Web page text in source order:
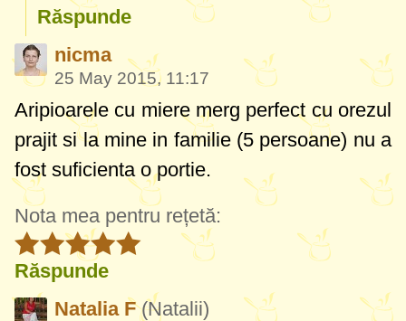
Răspunde
nicma
25 May 2015, 11:17
Aripioarele cu miere merg perfect cu orezul
prajit si la mine in familie (5 persoane) nu a
fost suficienta o portie.
Nota mea pentru rețetă:
Răspunde
Natalia F(Natalii)